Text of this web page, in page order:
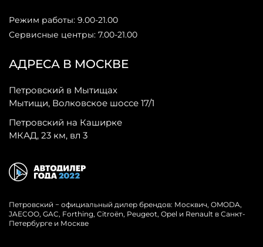
АДРЕСА В МОСКВЕ
Петровский в Мытищах
Мытищи, Волковское шоссе 17/1
Петровский на Каширке
МКАД, 23 км, вл 3
Режим работы: 9.00-21.00
Сервисные центры: 7.00-21.00
Петровский − официальный дилер брендов: Москвич, OMODA,
JAECOO, GAC, Forthing, Citroёn, Peugeot, Opel и Renault в Санкт-
Петербурге и Москве